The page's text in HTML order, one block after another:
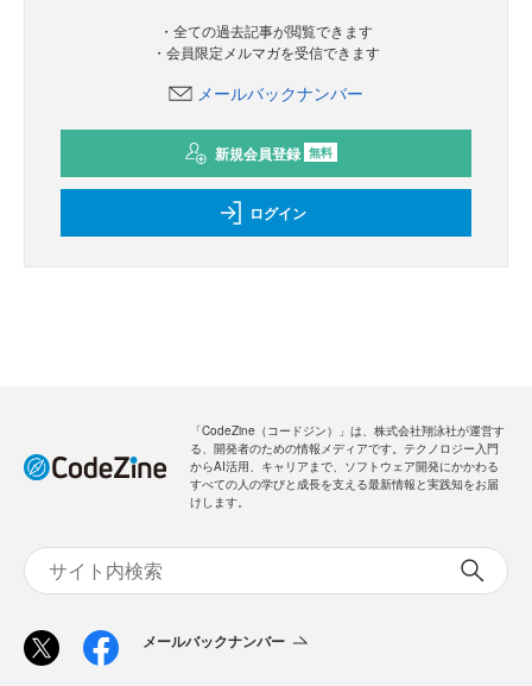
・全ての過去記事が閲覧できます
・会員限定メルマガを受信できます
メールバックナンバー
新規会員登録 無料
ログイン
「CodeZine（コードジン）」は、株式会社翔泳社が運営す
る、開発者のための情報メディアです。テクノロジー入門
からAI活用、キャリアまで、ソフトウェア開発にかかわる
すべての人の学びと成長を支える最新情報と実践知をお届
けします。
メールバックナンバー